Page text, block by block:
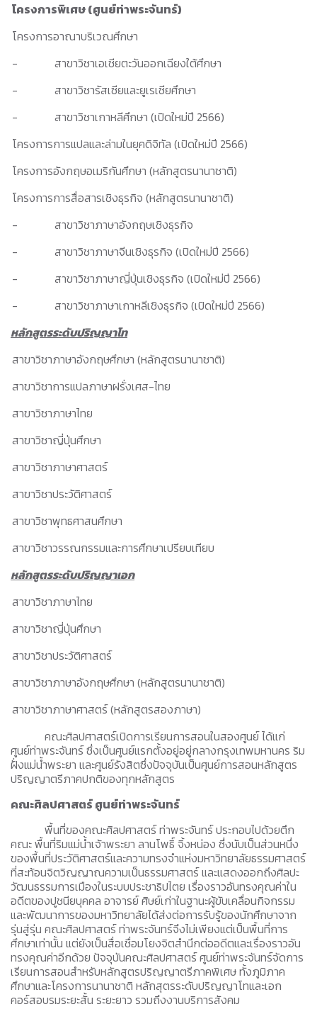
โครงการพิเศษ (ศูนย์ท่าพระจันทร์)
โครงการอาณาบริเวณศึกษา
- สาขาวิชาเอเชียตะวันออกเฉียงใต้ศึกษา
- สาขาวิชารัสเซียและยูเรเซียศึกษา
- สาขาวิชาเกาหลีศึกษา (เปิดใหม่ปี 2566)
โครงการการแปลและล่ามในยุคดิจิทัล (เปิดใหม่ปี 2566)
โครงการอังกฤษอเมริกันศึกษา (หลักสูตรนานาชาติ)
โครงการการสื่อสารเชิงธุรกิจ (หลักสูตรนานาชาติ)
- สาขาวิชาภาษาอังกฤษเชิงธุรกิจ
- สาขาวิชาภาษาจีนเชิงธุรกิจ (เปิดใหม่ปี 2566)
- สาขาวิชาภาษาญี่ปุ่นเชิงธุรกิจ (เปิดใหม่ปี 2566)
- สาขาวิชาภาษาเกาหลีเชิงธุรกิจ (เปิดใหม่ปี 2566)
หลักสูตรระดับปริญญาโท
สาขาวิชาภาษาอังกฤษศึกษา (หลักสูตรนานาชาติ)
สาขาวิชาการแปลภาษาฝรั่งเศส-ไทย
สาขาวิชาภาษาไทย
สาขาวิชาญี่ปุ่นศึกษา
สาขาวิชาภาษาศาสตร์
สาขาวิชาประวัติศาสตร์
สาขาวิชาพุทธศาสนศึกษา
สาขาวิชาวรรณกรรมและการศึกษาเปรียบเทียบ
หลักสูตรระดับปริญญาเอก
สาขาวิชาภาษาไทย
สาขาวิชาญี่ปุ่นศึกษา
สาขาวิชาประวัติศาสตร์
สาขาวิชาภาษาอังกฤษศึกษา (หลักสูตรนานาชาติ)
สาขาวิชาภาษาศาสตร์ (หลักสูตรสองภาษา)
คณะศิลปศาสตร์เปิดการเรียนการสอนในสองศูนย์ ได้แก่
ศูนย์ท่าพระจันทร์ ซึ่งเป็นศูนย์แรกตั้งอยู่อยู่กลางกรุงเทพมหานคร ริม
ฝั่งแม่น้ำพระยา และศูนย์รังสิตซึ่งปัจจุบันเป็นศูนย์การสอนหลักสูตร
ปริญญาตรีภาคปกติของทุกหลักสูตร
คณะศิลปศาสตร์ ศูนย์ท่าพระจันทร์
พื้นที่ของคณะศิลปศาสตร์ ท่าพระจันทร์ ประกอบไปด้วยตึก
คณะ พื้นที่ริมแม่น้ำเจ้าพระยา ลานโพธิ์ จิ้งหน่อง ซึ่งนับเป็นส่วนหนึ่ง
ของพื้นที่ประวัติศาสตร์และความทรงจำแห่งมหาวิทยาลัยธรรมศาสตร์
ที่สะท้อนจิตวิญญาณความเป็นธรรมศาสตร์ และแสดงออกถึงศิลปะ
วัฒนธรรมการเมืองในระบบประชาธิปไตย เรื่องราวอันทรงคุณค่าใน
อดีตของปูชนียบุคคล อาจารย์ ศิษย์เก่าในฐานะผู้ขับเคลื่อนกิจกรรม
และพัฒนาการของมหาวิทยาลัยได้ส่งต่อการรับรู้ของนักศึกษาจาก
รุ่นสู่รุ่น คณะศิลปศาสตร์ ท่าพระจันทร์จึงไม่เพียงแต่เป็นพื้นที่การ
ศึกษาเท่านั้น แต่ยังเป็นสื่อเชื่อมโยงจิตสำนึกต่ออดีตและเรื่องราวอัน
ทรงคุณค่าอีกด้วย ปัจจุบันคณะศิลปศาสตร์ ศูนย์ท่าพระจันทร์จัดการ
เรียนการสอนสำหรับหลักสูตรปริญญาตรีภาคพิเศษ ทั้งภูมิภาค
ศึกษาและโครงการนานาชาติ หลักสุตรระดับปริญญาโทและเอก
คอร์สอบรมระยะสั้น ระยะยาว รวมถึงงานบริการสังคม